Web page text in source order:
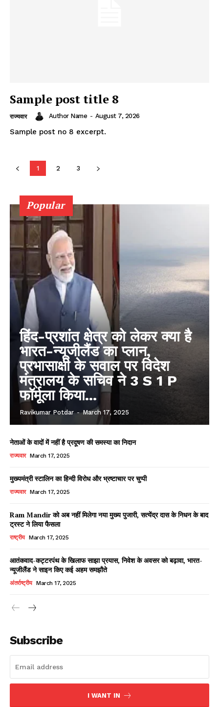
Sample post title 8
राज्यवार Author Name - August 7, 2026
Sample post no 8 excerpt.
1 2 3
Popular
हिंद-प्रशांत क्षेत्र को लेकर क्या है
भारत-न्यूजीलैंड का प्लान,
प्रभासाक्षी के सवाल पर विदेश
मंत्रालय के सचिव ने 3 S 1 P
फॉर्मूला किया...
Ravikumar Potdar - March 17, 2025
नेताओं के वादों में नहीं है प्रदूषण की समस्या का निदान
राज्यवार March 17, 2025
मुख्यमंत्री स्टालिन का हिन्दी विरोध और भ्रष्टाचार पर चुप्पी
राज्यवार March 17, 2025
Ram Mandir को अब नहीं मिलेगा नया मुख्य पुजारी, सत्येंद्र दास के निधन के बाद
ट्रस्ट ने लिया फैसला
राष्ट्रीय March 17, 2025
आतंकवाद-कट्टरपंथ के खिलाफ साझा प्रयास, निवेश के अवसर को बढ़ावा, भारत-
न्यूजीलैंड ने साइन किए कई अहम समझौते
अंतर्राष्ट्रीय March 17, 2025
Subscribe
I WANT IN